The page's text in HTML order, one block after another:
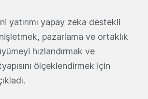
yatırımı yapay zeka destekli
pazarlama ve ortaklık
hızlandırmak ve
ölçeklendirmek için